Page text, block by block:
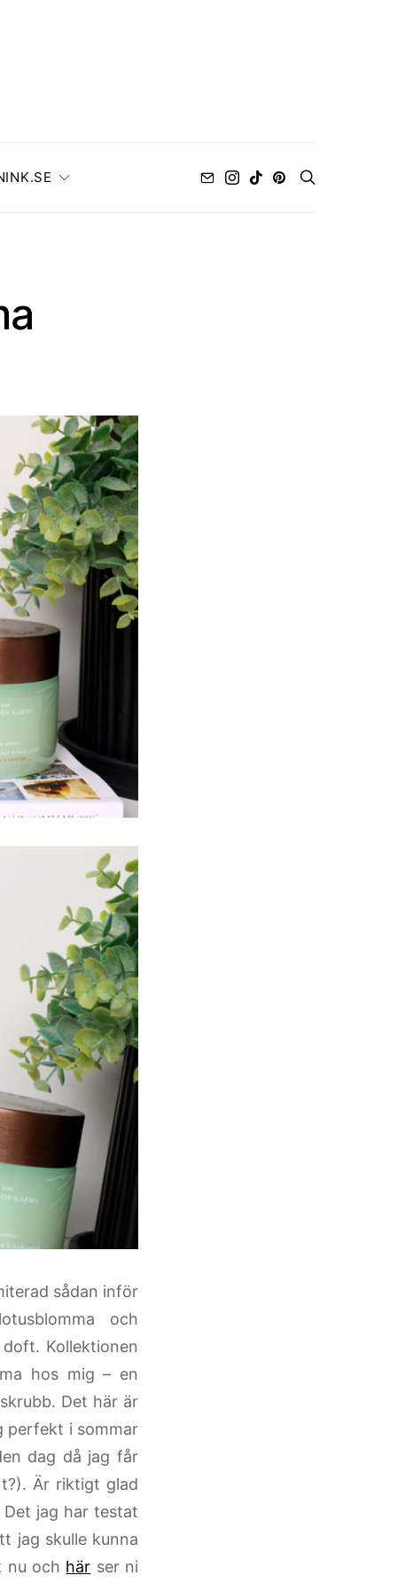
sådan inför
och
Kollektionen
hos mig – en
Det här är
perfekt i sommar
dag då jag får
Är riktigt glad
jag har testat
jag skulle kunna
nu och här ser ni